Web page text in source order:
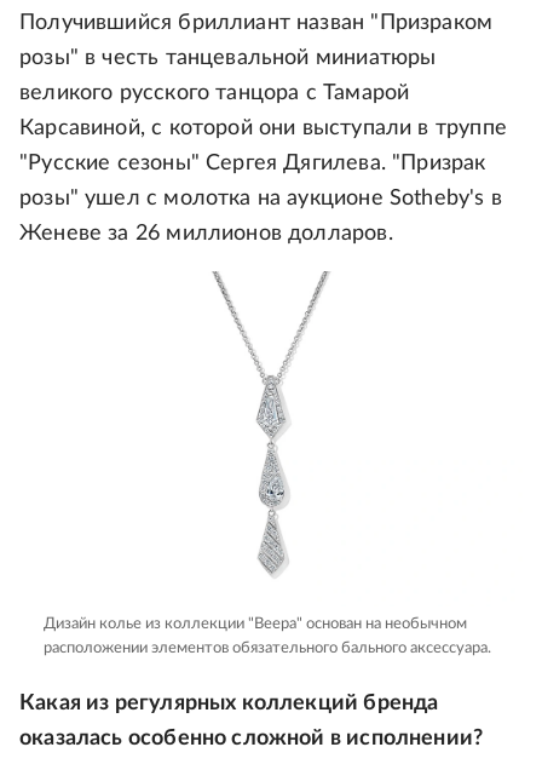
Получившийся бриллиант назван "Призраком
розы" в честь танцевальной миниатюры
великого русского танцора с Тамарой
Карсавиной, с которой они выступали в труппе
"Русские сезоны" Сергея Дягилева. "Призрак
розы" ушел с молотка на аукционе Sotheby's в
Женеве за 26 миллионов долларов.
Дизайн колье из коллекции "Веера" основан на необычном
расположении элементов обязательного бального аксессуара.
Какая из регулярных коллекций бренда
оказалась особенно сложной в исполнении?